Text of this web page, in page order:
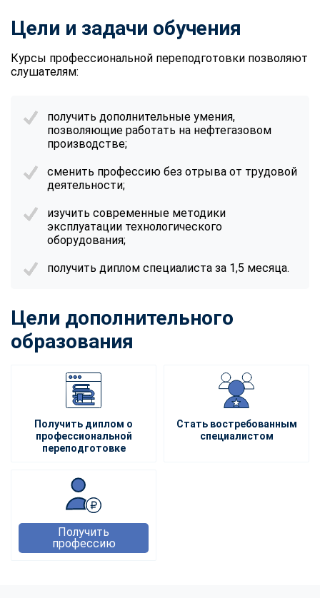
Цели и задачи обучения
Курсы профессиональной переподготовки позволяют
слушателям:
получить дополнительные умения,
позволяющие работать на нефтегазовом
производстве;
сменить профессию без отрыва от трудовой
деятельности;
изучить современные методики
эксплуатации технологического
оборудования;
получить диплом специалиста за 1,5 месяца.
Цели дополнительного
образования
Получить диплом о
профессиональной
переподготовке
Стать востребованным
специалистом
Получить
профессию